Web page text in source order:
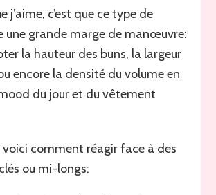
j’aime, c’est que ce type de
une grande marge de manœuvre:
la hauteur des buns, la largeur
encore la densité du volume en
du jour et du vêtement
voici comment réagir face à des
ou mi-longs: